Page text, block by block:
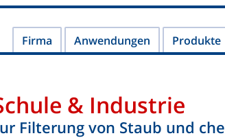
Firma
Anwendungen Produkte
& Industrie
Filterung von Staub und